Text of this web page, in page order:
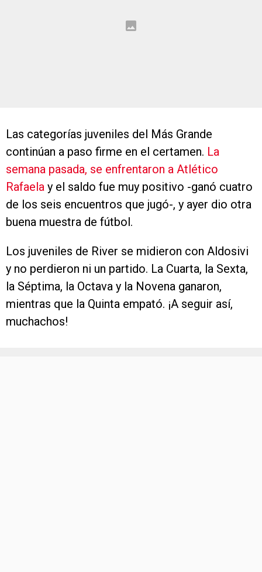
Las categorías juveniles del Más Grande
continúan a paso firme en el certamen. La
semana pasada, se enfrentaron a Atlético
Rafaela y el saldo fue muy positivo -ganó cuatro
de los seis encuentros que jugó-, y ayer dio otra
buena muestra de fútbol.
Los juveniles de River se midieron con Aldosivi
y no perdieron ni un partido. La Cuarta, la Sexta,
la Séptima, la Octava y la Novena ganaron,
mientras que la Quinta empató. ¡A seguir así,
muchachos!